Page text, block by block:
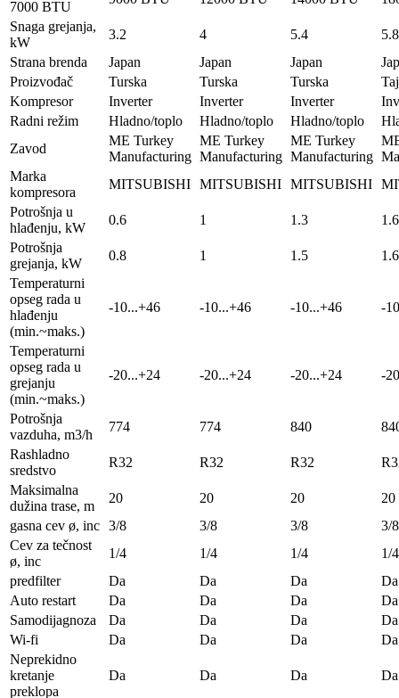
7000 BTU
Snaga grejanja,
kW
3.2 4 5.4
5.8
Strana brenda
Japan Japan Japan
Proizvođač
Turska Turska Turska
Kompresor
Inverter Inverter Inverter
Radni režim
Hladno/toplo Hladno/toplo Hladno/toplo
Zavod
ME Turkey
Manufacturing
ME Turkey
Manufacturing
ME Turkey
Manufacturing
Marka
kompresora
MITSUBISHI MITSUBISHI MITSUBISHI
Potrošnja u
hlađenju, kW
0.6 1 1.3
1.6
Potrošnja
grejanja, kW
0.8 1 1.5
1.6
Temperaturni
opseg rada u
hlađenju
(min.~maks.)
-10...+46 -10...+46 -10...+46 -
Temperaturni
opseg rada u
grejanju
(min.~maks.)
-20...+24 -20...+24 -20...+24 -
Potrošnja
vazduha, m3/h
774 774 840
Rashladno
sredstvo
R32 R32 R32
Maksimalna
dužina trase, m
20 20 20
20
gasna cev ø, inc 3/8 3/8 3/8
3/8
Cev za tečnost
ø, inc
1/4 1/4 1/4
1/4
predfilter
Da Da Da
Da
Auto restart
Da Da Da
Da
Samodijagnoza
Da Da Da
Da
Wi-fi
Da Da Da
Da
Neprekidno
kretanje
preklopa
Da Da Da Da